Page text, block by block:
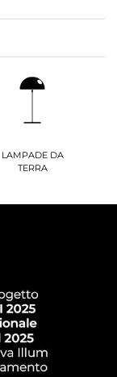
LAMPADE DA
TERRA